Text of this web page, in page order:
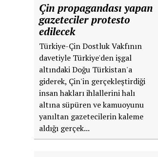
Çin propagandası yapan
gazeteciler protesto
edilecek
Türkiye-Çin Dostluk Vakfının
davetiyle Türkiye'den işgal
altındaki Doğu Türkistan'a
giderek, Çin'in gerçekleştirdiği
insan hakları ihlallerini halı
altına süpüren ve kamuoyunu
yanıltan gazetecilerin kaleme
aldığı gerçek...